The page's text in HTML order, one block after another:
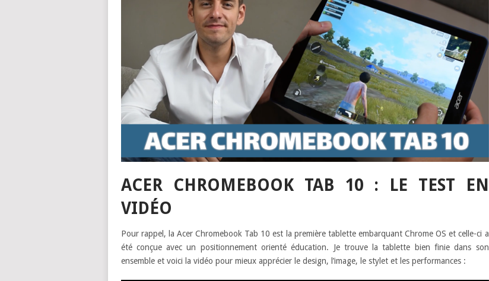
ACER CHROMEBOOK TAB 10 : LE TEST EN
VIDÉO
Pour rappel, la Acer Chromebook Tab 10 est la première tablette embarquant Chrome OS et celle-ci a
été conçue avec un positionnement orienté éducation. Je trouve la tablette bien finie dans son
ensemble et voici la vidéo pour mieux apprécier le design, l’image, le stylet et les performances :